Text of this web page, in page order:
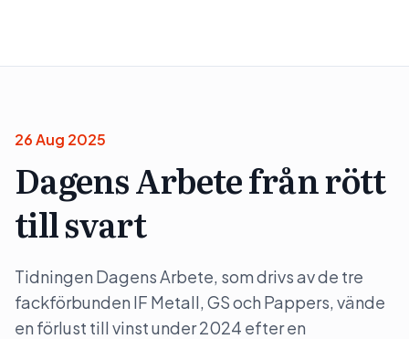
26 Aug 2025
Dagens Arbete från rött
till svart
Tidningen Dagens Arbete, som drivs av de tre
fackförbunden IF Metall, GS och Pappers, vände
en förlust till vinst under 2024 efter en